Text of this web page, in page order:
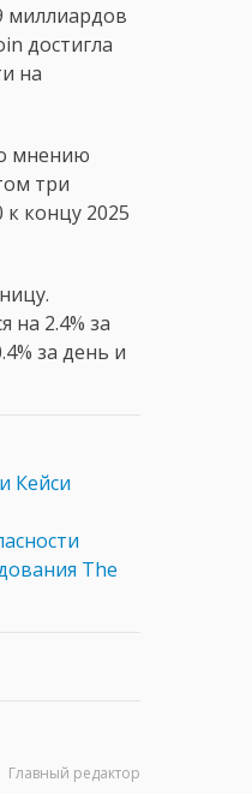
миллиардов
достигла
на
мнению
три
концу 2025
на 2.4% за
за день и
Кейси
The
Главный редактор